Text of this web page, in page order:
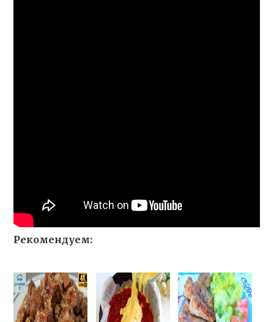
Рекомендуем: